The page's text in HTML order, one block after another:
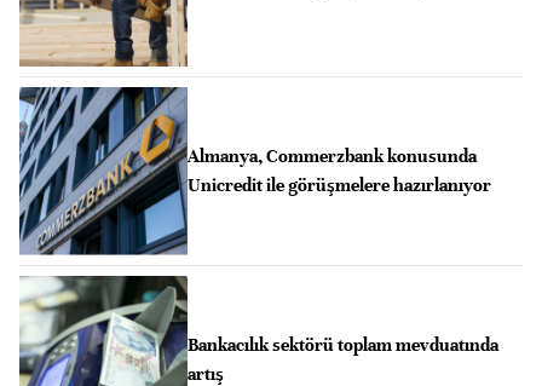
Almanya, Commerzbank konusunda
Unicredit ile görüşmelere hazırlanıyor
Bankacılık sektörü toplam mevduatında
artış